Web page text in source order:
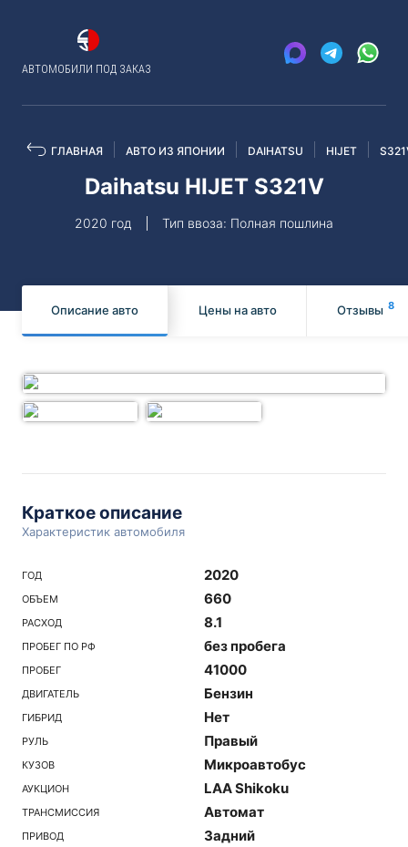
АВТОМОБИЛИ ПОД ЗАКАЗ
ГЛАВНАЯ АВТО ИЗ ЯПОНИИ DAIHATSU HIJET
Daihatsu HIJET S321V
2020 год Тип ввоза: Полная пошлина
Описание авто Цены на авто Отзывы 8
Краткое описание
Характеристик автомобиля
ГОД 2020
ОБЪЕМ 660
РАСХОД 8.1
ПРОБЕГ ПО РФ без пробега
ПРОБЕГ 41000
ДВИГАТЕЛЬ Бензин
ГИБРИД Нет
РУЛЬ Правый
КУЗОВ Микроавтобус
АУКЦИОН LAA Shikoku
ТРАНСМИССИЯ Автомат
ПРИВОД Задний